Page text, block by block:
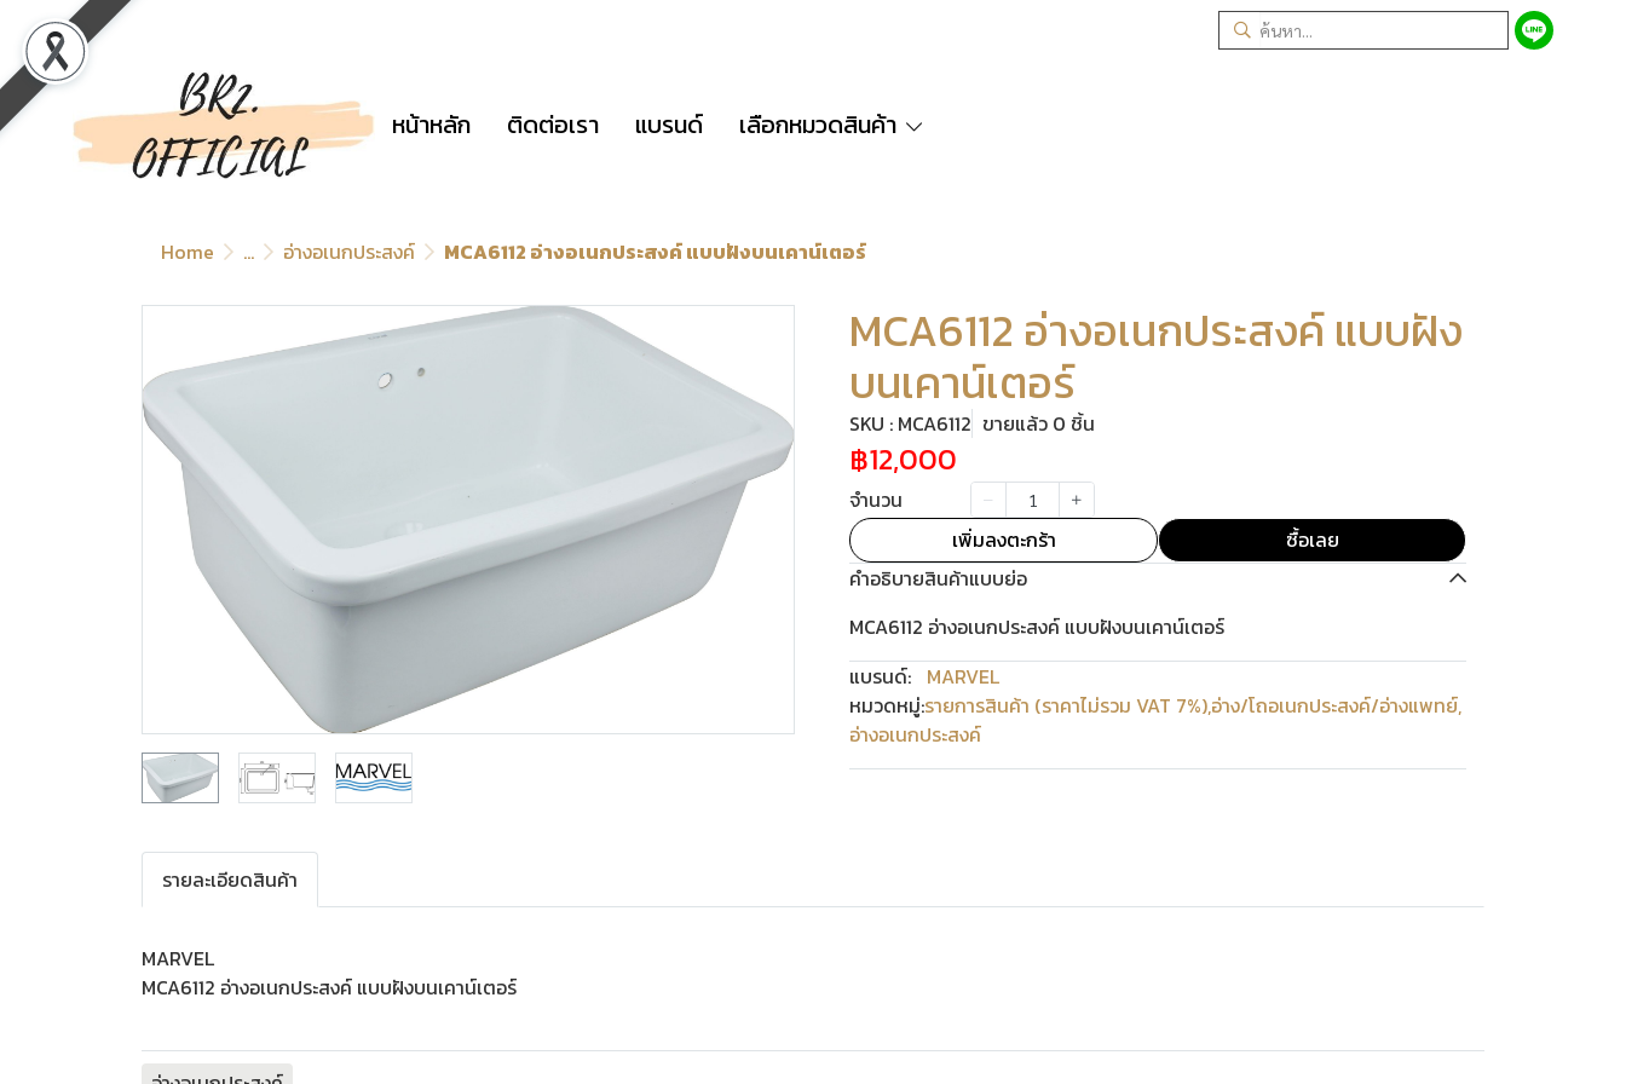
หน้าหลัก ติดต่อเรา แบรนด์ เลือกหมวดสินค้า
Home ... อ่างอเนกประสงค์ MCA6112 อ่างอเนกประสงค์ แบบฝังบนเคาน์เตอร์
MCA6112 อ่างอเนกประสงค์ แบบฝัง
บนเคาน์เตอร์
SKU : MCA6112 ขายแล้ว 0 ชิ้น
฿12,000
จำนวน
เพิ่มลงตะกร้า
ซื้อเลย
คำอธิบายสินค้าแบบย่อ
MCA6112 อ่างอเนกประสงค์ แบบฝังบนเคาน์เตอร์
แบรนด์: MARVEL
หมวดหมู่:รายการสินค้า (ราคาไม่รวม VAT 7%),อ่าง/โถอเนกประสงค์/อ่างแพทย์,
อ่างอเนกประสงค์
รายละเอียดสินค้า
MARVEL
MCA6112 อ่างอเนกประสงค์ แบบฝังบนเคาน์เตอร์